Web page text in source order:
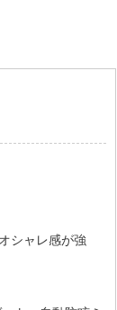
シャレ感が強